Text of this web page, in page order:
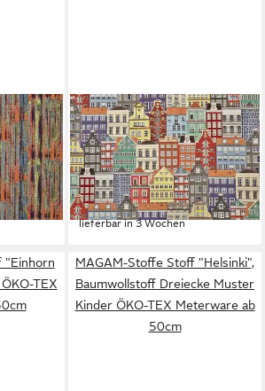
Bunt,
STOFFERIA
Stoff Polsterstoff Gobelin
Amsterdam Häuser Bunt,
Meterware
20,90 €
(20,90 €/ 1 m)
lieferbar in 3 Wochen
"Einhorn
TEX
MAGAM-Stoffe Stoff "Helsinki",
Baumwollstoff Dreiecke Muster
Kinder ÖKO-TEX Meterware ab
50cm